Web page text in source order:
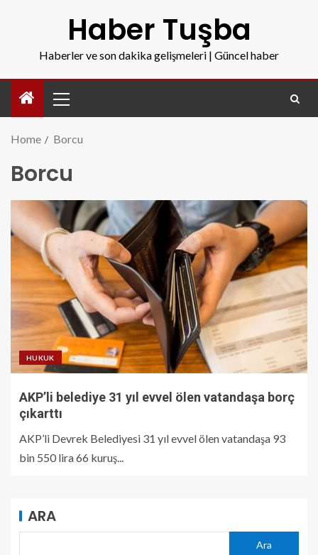
Haber Tuşba
Haberler ve son dakika gelişmeleri | Güncel haber
Home Borcu
Borcu
HUKUK
AKP’li belediye 31 yıl evvel ölen vatandaşa borç
çıkarttı
AKP’li Devrek Belediyesi 31 yıl evvel ölen vatandaşa 93
bin 550 lira 66 kuruş...
ARA
Ara